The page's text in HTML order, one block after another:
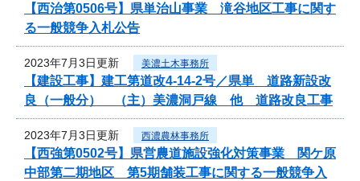
【西治第0506号】県単治山事業 滝谷地区工事に関す
る一般競争入札公告
2023年7月3日更新 美濃土木事務所
【建設工事】建工第道改4-14-2号／県単 道路新設改
良（一般分） （主）美濃洞戸線 他 道路改良工事
2023年7月3日更新 西濃農林事務所
【西強第0502号】県営農道施設強化対策事業 関ケ原
中部第二期地区 第5期舗装工事に関する一般競争入